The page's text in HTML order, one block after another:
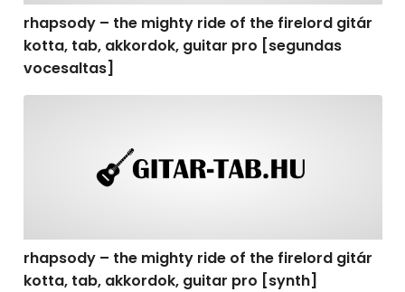
rhapsody – the mighty ride of the firelord gitár
kotta, tab, akkordok, guitar pro [segundas
vocesaltas]
rhapsody – the mighty ride of the firelord gitár
kotta, tab, akkordok, guitar pro [synth]